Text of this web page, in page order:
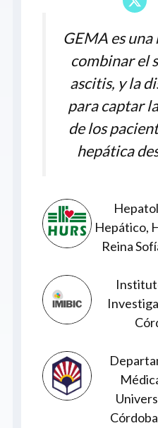
GEMA es
combinar el
ascitis, y la
para captar
de los
hepática
Hepático,
Reina